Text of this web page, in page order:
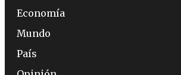
Economía
Mundo
País